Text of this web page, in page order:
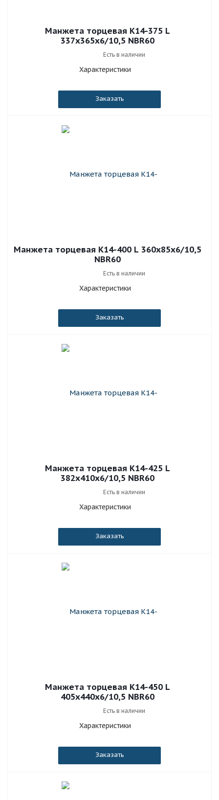
Манжета торцевая К14-375 L
337x365x6/10,5 NBR60
Есть в наличии
Характеристики
Заказать
Манжета торцевая К14-400 L 360x85x6/10,5
NBR60
Есть в наличии
Характеристики
Заказать
Манжета торцевая К14-425 L
382x410x6/10,5 NBR60
Есть в наличии
Характеристики
Заказать
Манжета торцевая К14-450 L
405x440x6/10,5 NBR60
Есть в наличии
Характеристики
Заказать